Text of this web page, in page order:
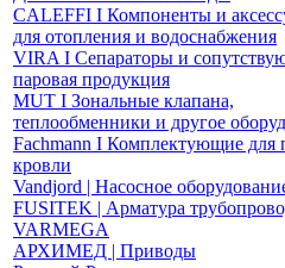
CALEFFI І Компоненты и
для отопления и водоснабжения
VIRA І Сепараторы и
паровая продукция
MUT І Зональные клапана,
теплообменники и другое
Fachmann І Комплектующие для
кровли
Vandjord | Насосное
FUSITEK | Арматура
VARMEGA
АРХИМЕД | Приводы